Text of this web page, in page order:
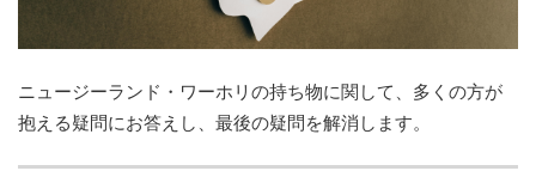
ニュージーランド・ワーホリの持ち物に関して、多くの方が
抱える疑問にお答えし、最後の疑問を解消します。